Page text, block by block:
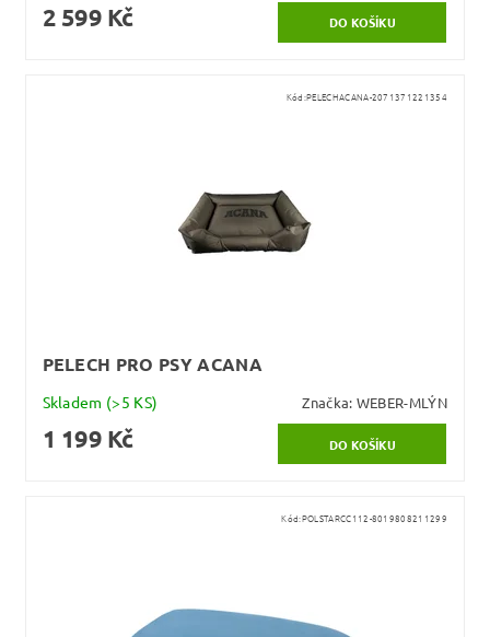
2 599 Kč
Kód:PELECHACANA-2071371221354
PELECH PRO PSY ACANA
Skladem (>5 KS) Značka: WEBER-MLÝN
1 199 Kč
Kód:POLSTARCC112-8019808211299